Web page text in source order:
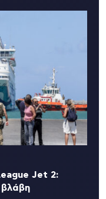
Jet 2:
βλάβη